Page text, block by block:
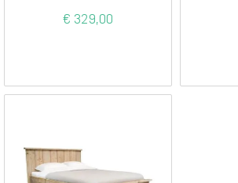
€ 329,00